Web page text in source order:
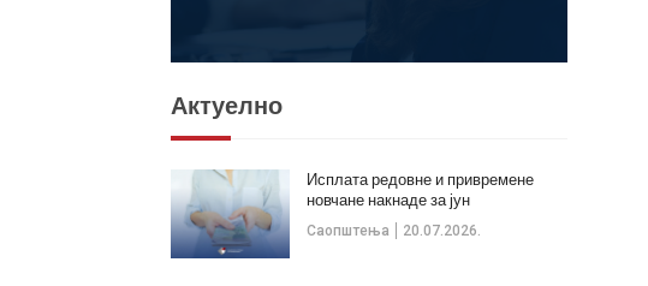
Актуелно
Саопштења 20.07.2026.
Исплата редовне и привремене
новчане накнаде за јун